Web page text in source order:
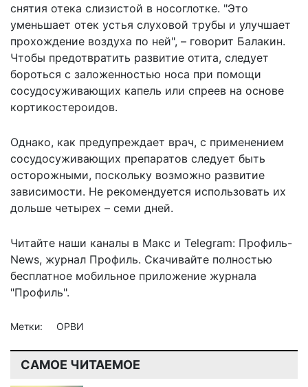
снятия отека слизистой в носоглотке. "Это
уменьшает отек устья слуховой трубы и улучшает
прохождение воздуха по ней", – говорит Балакин.
Чтобы предотвратить развитие отита, следует
бороться с заложенностью носа при помощи
сосудосуживающих капель или спреев на основе
кортикостероидов.
Однако, как предупреждает врач, с применением
сосудосуживающих препаратов следует быть
осторожными, поскольку возможно развитие
зависимости. Не рекомендуется использовать их
дольше четырех – семи дней.
Читайте наши каналы в Макс и Telegram: Профиль-
News, журнал Профиль. Скачивайте полностью
бесплатное мобильное приложение журнала
"Профиль".
Метки: ОРВИ
САМОЕ ЧИТАЕМОЕ